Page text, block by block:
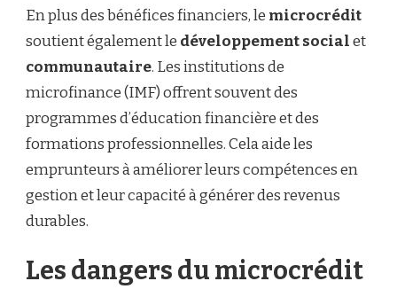
En plus des bénéfices financiers, le microcrédit
soutient également le développement socialet
communautaire. Les institutions de
microfinance (IMF) offrent souvent des
programmes d’éducation financière et des
formations professionnelles. Cela aide les
emprunteurs à améliorer leurs compétences en
gestion et leur capacité à générer des revenus
durables.
Les dangers du microcrédit